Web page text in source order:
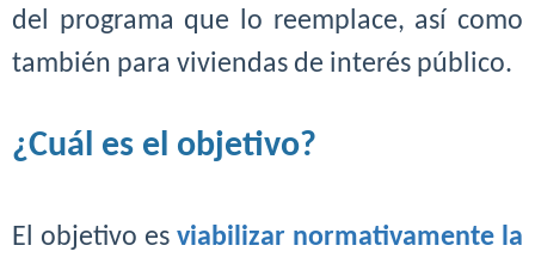
del programa que lo reemplace, así como
también para viviendas de interés público.
¿Cuál es el objetivo?
El objetivo es viabilizar normativamente la